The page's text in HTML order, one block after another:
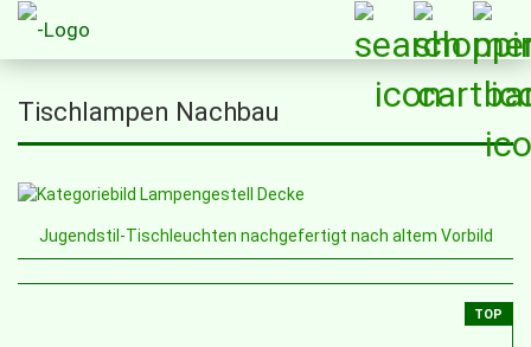
Tischlampen Nachbau
Jugendstil-Tischleuchten nachgefertigt nach altem Vorbild
TOP